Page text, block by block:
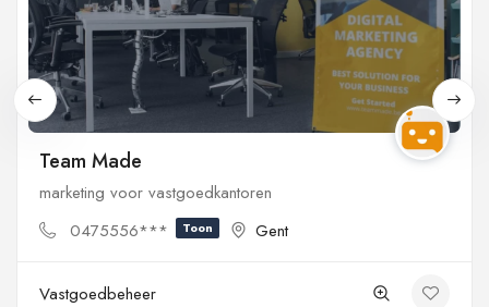
Team Made
marketing voor vastgoedkantoren
0475556***
Toon Gent
Vastgoedbeheer